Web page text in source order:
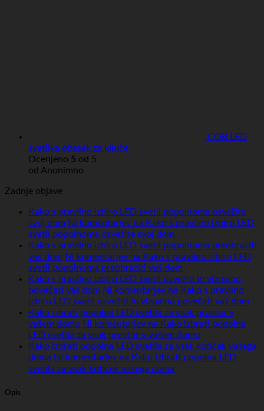
COB LED
svetilka obesek za ključe
Ocenjeno 5 od 5
od Anonimno
Zadnje objave
Kako s pravilno izbiro LED svetil popolnoma osvežite
svoj dom Ni komentarjev na Kako s pravilno izbiro LED
svetil popolnoma osvežite svoj dom
Kako s pravilno izbiro LED svetil popolnoma preobraziti
vaš dom Ni komentarjev na Kako s pravilno izbiro LED
svetil popolnoma preobraziti vaš dom
Kako s pravilno izbiro LED svetil osvežiti in vizualno
povečati vaš dom Ni komentarjev na Kako s pravilno
izbiro LED svetil osvežiti in vizualno povečati vaš dom
Kako izbrati popolna LED svetila za vsak prostor v
vašem domu Ni komentarjev na Kako izbrati popolna
LED svetila za vsak prostor v vašem domu
Kako izbrati popolna LED svetila za vsak kotiček vašega
doma Ni komentarjev na Kako izbrati popolna LED
svetila za vsak kotiček vašega doma
Opis